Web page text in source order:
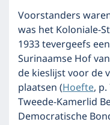
Voorstanders
was het Koloniale-
1933 tevergeefs
Surinaamse Hof
de kieslijst voor de
plaatsen (Hoefte,
Tweede-Kamerlid
Democratische